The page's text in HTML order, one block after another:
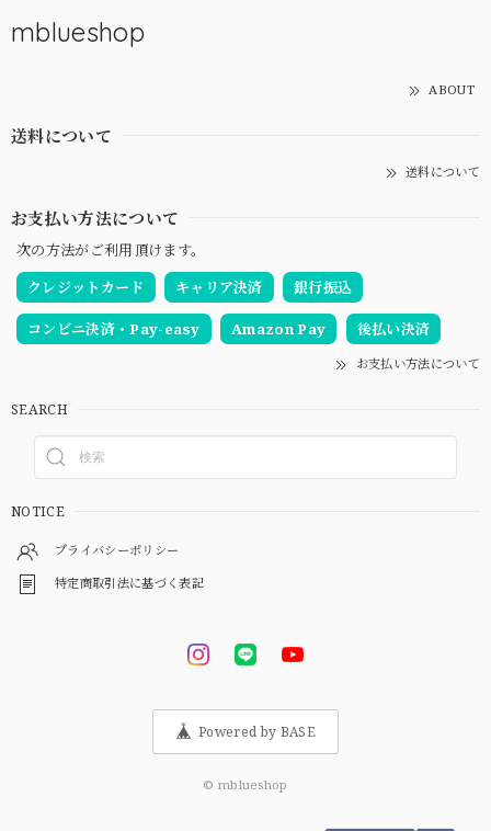
mblueshop
ABOUT
送料について
送料について
お支払い方法について
次の方法がご利用頂けます。
クレジットカード
キャリア決済 銀行振込
コンビニ決済・Pay-easy Amazon Pay 後払い決済
お支払い方法について
SEARCH
NOTICE
プライバシーポリシー
特定商取引法に基づく表記
Powered by BASE
© mblueshop